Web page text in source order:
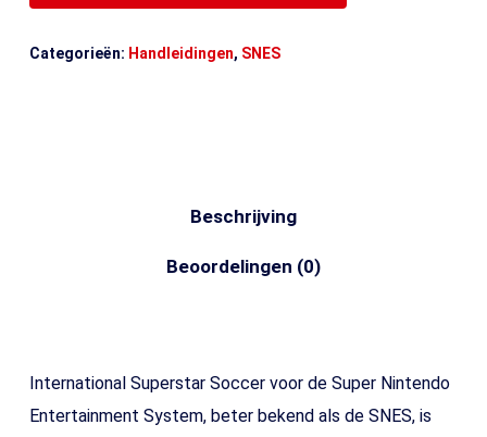
Categorieën: Handleidingen, SNES
Beschrijving
Beoordelingen (0)
International Superstar Soccer voor de Super Nintendo
Entertainment System, beter bekend als de SNES, is